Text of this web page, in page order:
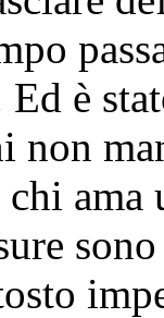
è
non
ama